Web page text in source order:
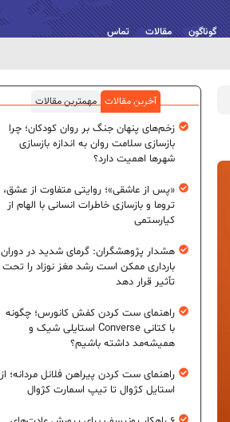
گوناگون مقالات تماس
آخرین مقالات مهمترین مقالات
زخم‌های پنهان جنگ بر روان کودکان؛ چرا
بازسازی سلامت روان به اندازه بازسازی
شهرها اهمیت دارد؟
«پس از عاشقی»؛ روایتی متفاوت از عشق،
تروما و بازسازی خاطرات انسانی با الهام از
کیارستمی
هشدار پژوهشگران: گرمای شدید در دوران
بارداری ممکن است رشد مغز نوزاد را تحت
تأثیر قرار دهد
راهنمای ست کردن کفش کانورس؛ چگونه
با کتانی Converse استایلی شیک و
همیشه‌مد داشته باشیم؟
راهنمای ست کردن پیراهن فلانل مردانه؛ از
استایل کژوال تا تیپ اسمارت کژوال